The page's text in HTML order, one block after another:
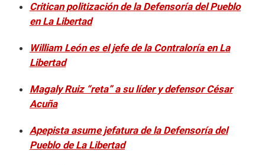
Critican politización de la Defensoría del Pueblo
en La Libertad
William León es el jefe de la Contraloría en La
Libertad
Magaly Ruiz “reta” a su líder y defensor César
Acuña
Apepista asume jefatura de la Defensoría del
Pueblo de La Libertad